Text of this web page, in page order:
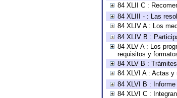
84 XLII C :
84 XLIII - : Las
84 XLIV A : Los
84 XLIV B :
84 XLV A : Los
requisitos y
84 XLV B :
84 XLVI A : Actas y
84 XLVI B :
84 XLVI C :